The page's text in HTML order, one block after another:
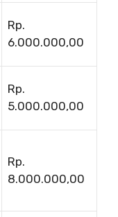
Rp.
6.000.000,00
Rp.
5.000.000,00
Rp.
8.000.000,00